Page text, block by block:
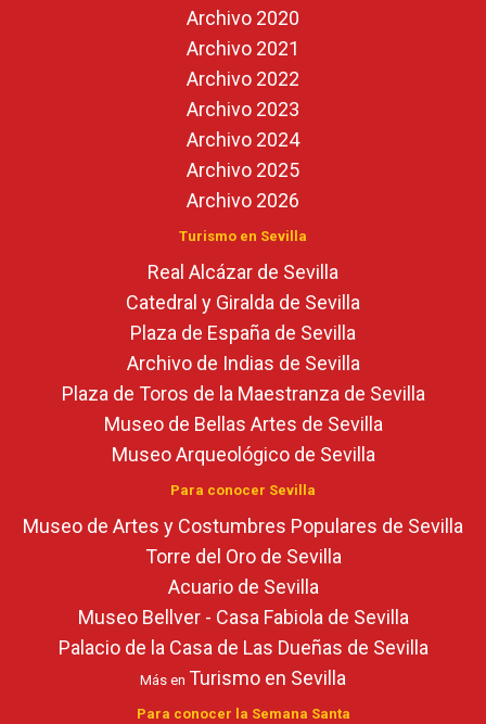
Archivo 2020
Archivo 2021
Archivo 2022
Archivo 2023
Archivo 2024
Archivo 2025
Archivo 2026
Turismo en Sevilla
Real Alcázar de Sevilla
Catedral y Giralda de Sevilla
Plaza de España de Sevilla
Archivo de Indias de Sevilla
Plaza de Toros de la Maestranza de Sevilla
Museo de Bellas Artes de Sevilla
Museo Arqueológico de Sevilla
Para conocer Sevilla
Museo de Artes y Costumbres Populares de Sevilla
Torre del Oro de Sevilla
Acuario de Sevilla
Museo Bellver - Casa Fabiola de Sevilla
Palacio de la Casa de Las Dueñas de Sevilla
Más en Turismo en Sevilla
Para conocer la Semana Santa